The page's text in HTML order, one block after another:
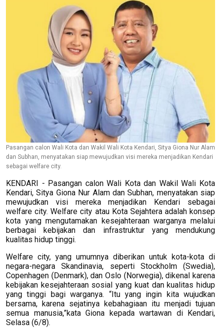
Pasangan calon Wali Kota dan Wakil Wali Kota Kendari, Sitya Giona Nur Alam
dan Subhan, menyatakan siap mewujudkan visi mereka menjadikan Kendari
sebagai welfare city.
KENDARI - Pasangan calon Wali Kota dan Wakil Wali Kota
Kendari, Sitya Giona Nur Alam dan Subhan, menyatakan siap
mewujudkan visi mereka menjadikan Kendari sebagai
welfare city. Welfare city atau Kota Sejahtera adalah konsep
kota yang mengutamakan kesejahteraan warganya melalui
berbagai kebijakan dan infrastruktur yang mendukung
kualitas hidup tinggi.
Welfare city, yang umumnya diberikan untuk kota-kota di
negara-negara Skandinavia, seperti Stockholm (Swedia),
Copenhagen (Denmark), dan Oslo (Norwegia), dikenal karena
kebijakan kesejahteraan sosial yang kuat dan kualitas hidup
yang tinggi bagi warganya. “Itu yang ingin kita wujudkan
bersama, karena sejatinya kebahagiaan itu menjadi tujuan
semua manusia,”kata Giona kepada wartawan di Kendari,
Selasa (6/8).